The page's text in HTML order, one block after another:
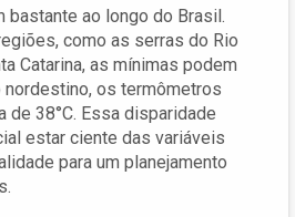
bastante ao longo do Brasil.
como as serras do Rio
Catarina, as mínimas podem
nordestino, os termômetros
de 38°C. Essa disparidade
estar ciente das variáveis
para um planejamento